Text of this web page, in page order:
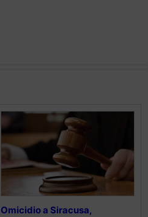
Omicidio a Siracusa,